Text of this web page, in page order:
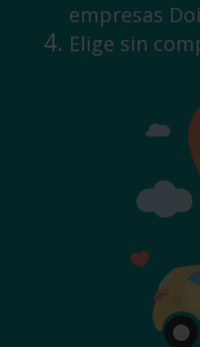
empresas
Elige sin